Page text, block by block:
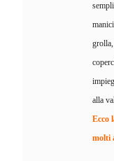
alla
Ecco
molti